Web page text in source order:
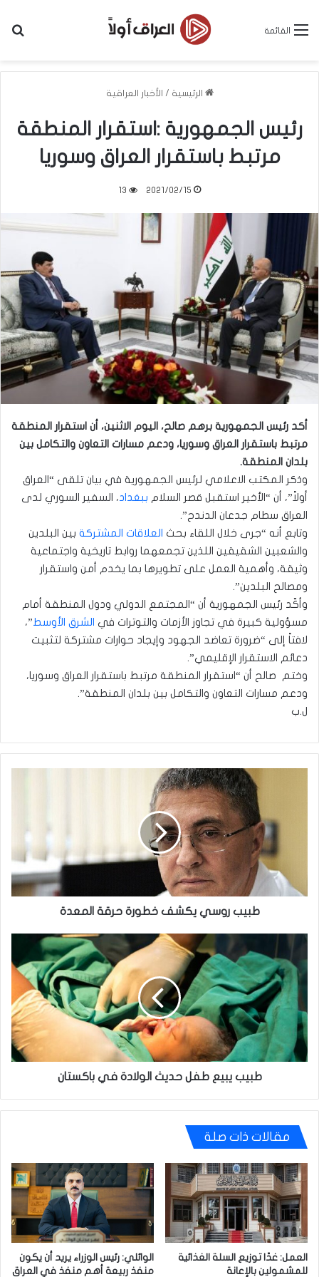
القائمة
الرئيسية / الأخبار العراقية
رئيس الجمهورية :استقرار المنطقة
مرتبط باستقرار العراق وسوريا
2021/02/15
13
أكد رئيس الجمهورية برهم صالح، اليوم الاثنين، أن استقرار المنطقة
مرتبط باستقرار العراق وسوريا، ودعم مسارات التعاون والتكامل بين
بلدان المنطقة.
وذكر المكتب الاعلامي لرئيس الجمهورية في بيان تلقى “العراق
أولاً”، أن “الأخير استقبل قصر السلام ببغداد، السفير السوري لدى
العراق سطام جدعان الدندح”.
وتابع أنه “جرى خلال اللقاء بحث العلاقات المشتركة بين البلدين
والشعبين الشقيقين اللذين تجمعهما روابط تاريخية واجتماعية
وثيقة، وأهمية العمل على تطويرها بما يخدم أمن واستقرار
ومصالح البلدين”.
وأكّد رئيس الجمهورية أن “المجتمع الدولي ودول المنطقة أمام
مسؤولية كبيرة في تجاوز الأزمات والتوترات في الشرق الأوسط”،
لافتاً إلى “ضرورة تعاضد الجهود وإيجاد حوارات مشتركة لتثبيت
دعائم الاستقرار الإقليمي”.
وختم صالح أن “استقرار المنطقة مرتبط باستقرار العراق وسوريا،
ودعم مسارات التعاون والتكامل بين بلدان المنطقة”.
ل.ب
طبيب روسي يكشف خطورة حرقة المعدة
طبيب
طفل
حديث
الولادة
في
باكستان
طبيب يبيع طفل حديث الولادة في باكستان
مقالات ذات صلة
العمل: غدًا توزيع السلة الغذائية
للمشمولين بالإعانة
الوائلي: رئيس الوزراء يريد أن يكون
منفذ ربيعة أهم منفذ في العراق